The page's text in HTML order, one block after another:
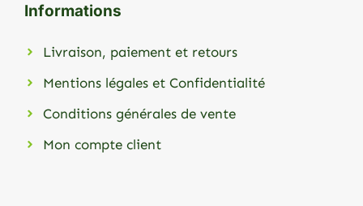
Informations
Livraison, paiement et retours
Mentions légales et Confidentialité
Conditions générales de vente
Mon compte client